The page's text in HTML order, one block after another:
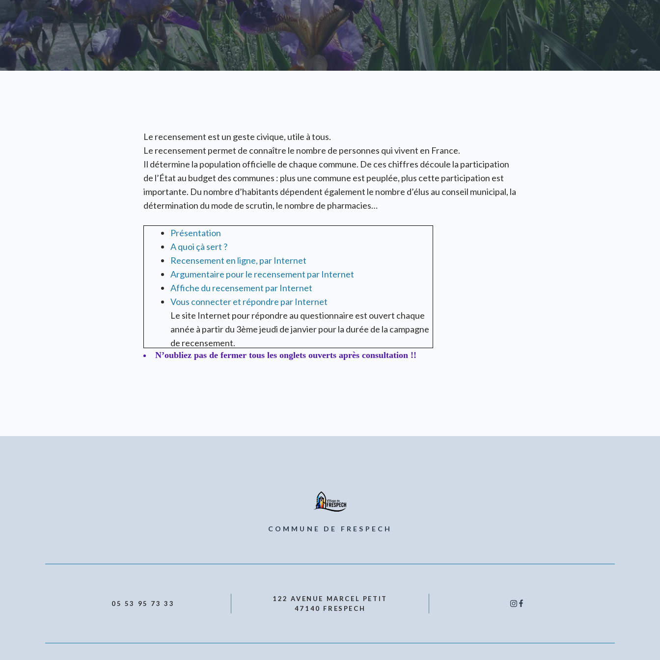
Le recensement est un geste civique, utile à tous.
Le recensement permet de connaître le nombre de personnes qui vivent en France.
Il détermine la population officielle de chaque commune. De ces chiffres découle la participation
de l’État au budget des communes : plus une commune est peuplée, plus cette participation est
importante. Du nombre d’habitants dépendent également le nombre d’élus au conseil municipal, la
détermination du mode de scrutin, le nombre de pharmacies…
Présentation
A quoi çà sert ?
Recensement en ligne, par Internet
Argumentaire pour le recensement par Internet
Affiche du recensement par Internet
Vous connecter et répondre par Internet
Le site Internet pour répondre au questionnaire est ouvert chaque
année à partir du 3ème jeudi de janvier pour la durée de la campagne
de recensement.
N’oubliez pas de fermer tous les onglets ouverts après consultation !!
COMMUNE DE FRESPECH
05 53 95 73 33
122 AVENUE MARCEL PETIT
47140 FRESPECH